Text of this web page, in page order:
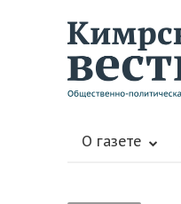
О газете